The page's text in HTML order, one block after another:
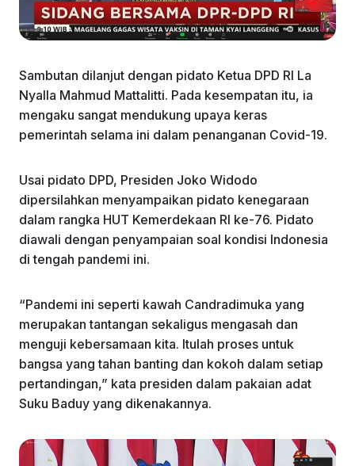
Sambutan dilanjut dengan pidato Ketua DPD RI La
Nyalla Mahmud Mattalitti. Pada kesempatan itu, ia
mengaku sangat mendukung upaya keras
pemerintah selama ini dalam penanganan Covid-19.
Usai pidato DPD, Presiden Joko Widodo
dipersilahkan menyampaikan pidato kenegaraan
dalam rangka HUT Kemerdekaan RI ke-76. Pidato
diawali dengan penyampaian soal kondisi Indonesia
di tengah pandemi ini.
“Pandemi ini seperti kawah Candradimuka yang
merupakan tantangan sekaligus mengasah dan
menguji kebersamaan kita. Itulah proses untuk
bangsa yang tahan banting dan kokoh dalam setiap
pertandingan,” kata presiden dalam pakaian adat
Suku Baduy yang dikenakannya.